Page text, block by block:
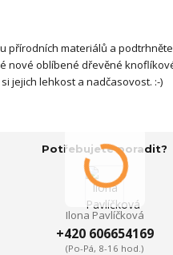
přírodních materiálů a
nové oblíbené dřevěné
jejich lehkost a nadčasovost. :-)
Potřebujete poradit?
Ilona Pavlíčková
+420 606654169
(Po-Pá, 8-16 hod.)